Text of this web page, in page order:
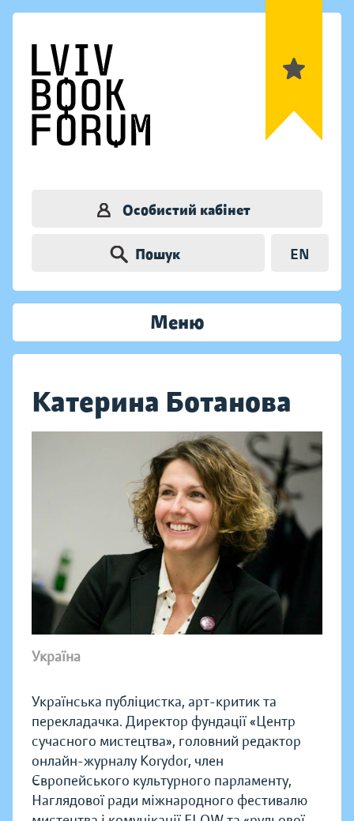
Особистий кабінет
Пошук EN
Меню
Катерина Ботанова
Україна
Українська публіцистка, арт-критик та
перекладачка. Директор фундації «Центр
сучасного мистецтва», головний редактор
онлайн-журналу Korydor, член
Європейського культурного парламенту,
Наглядової ради міжнародного фестивалю